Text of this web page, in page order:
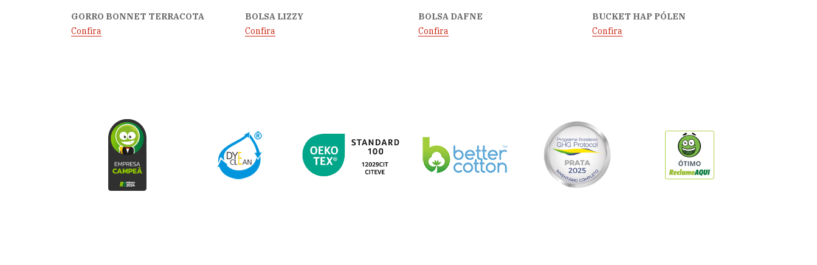
GORRO BONNET TERRACOTA
Confira
BOLSA LIZZY
Confira
BOLSA DAFNE
Confira
BUCKET HAP PÓLEN
Confira